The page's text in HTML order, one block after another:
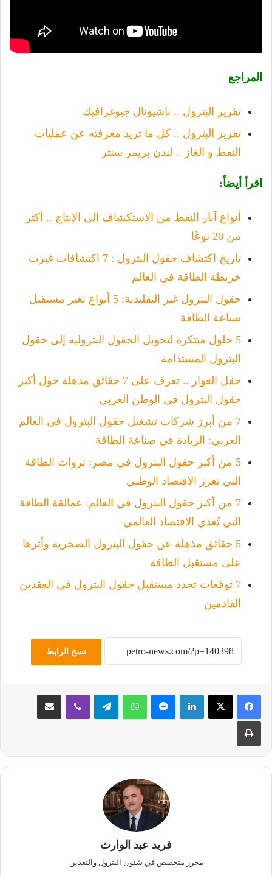
المراجع
تقرير البترول .. ناشيونال جيوغرافيك
تقرير البترول .. كل ما تريد معرفته عن عمليات
النفط و الغاز .. لندن بريمر سنتر
اقرأ أيضاً:
أنواع آبار النفط من الاستكشاف إلى الإنتاج .. أكثر
من 20 نوعًا
تاريخ اكتشاف حقول البترول : 7 اكتشافات غيرت
خريطة الطاقة في العالم
حقول البترول غير التقليدية: 5 أنواع تغير مستقبل
صناعة الطاقة
5 حلول مبتكرة لتحويل الحقول البترولية إلى حقول
البترول المستدامة
حقل الغوار .. تعرف على 7 حقائق مذهلة حول أكبر
حقول البترول في الوطن العربي
7 من أبرز شركات تشغيل حقول البترول في العالم
العربي: الريادة في صناعة الطاقة
5 من أكبر حقول البترول في مصر: ثروات الطاقة
التي تعزز الاقتصاد الوطني
7 من أكبر حقول البترول في العالم: عمالقة الطاقة
التي تُغذي الاقتصاد العالمي
5 حقائق مذهلة عن حقول البترول الصخرية وأثرها
على مستقبل الطاقة
7 توقعات تحدد مستقبل حقول البترول في العقدين
القادمين
نسخ الرابط
لينكدإن ماسنجر واتساب تيلقرام ڤايبر مشاركة عبر البريد
طباعة
فريد عبد الوارث
محرر متخصص في شئون البترول والتعدين